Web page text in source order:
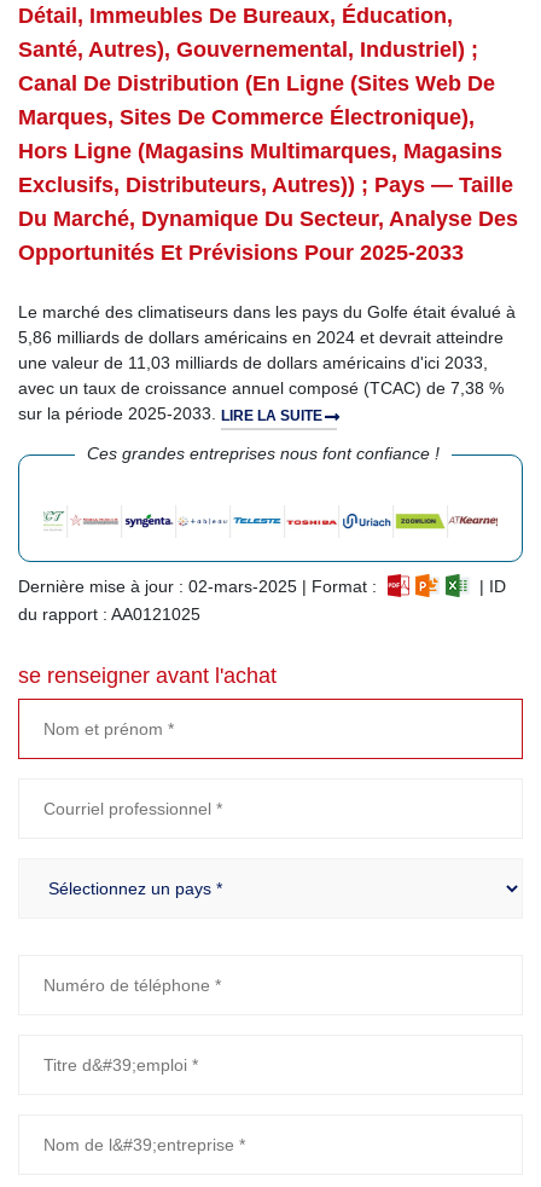
Détail, Immeubles De Bureaux, Éducation,
Santé, Autres), Gouvernemental, Industriel) ;
Canal De Distribution (en Ligne (sites Web De
Marques, Sites De Commerce Électronique),
Hors Ligne (magasins Multimarques, Magasins
Exclusifs, Distributeurs, Autres)) ; Pays — Taille
Du Marché, Dynamique Du Secteur, Analyse Des
Opportunités Et Prévisions Pour 2025-2033
Le marché des climatiseurs dans les pays du Golfe était évalué à
5,86 milliards de dollars américains en 2024 et devrait atteindre
une valeur de 11,03 milliards de dollars américains d'ici 2033,
avec un taux de croissance annuel composé (TCAC) de 7,38 %
sur la période 2025-2033. LIRE LA SUITE
Ces grandes entreprises nous font confiance !
Dernière mise à jour : 02-mars-2025 | Format :
| ID
du rapport : AA0121025
se renseigner avant l'achat